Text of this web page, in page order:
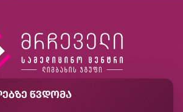
ᲬᲕᲓᲝᲛᲐ